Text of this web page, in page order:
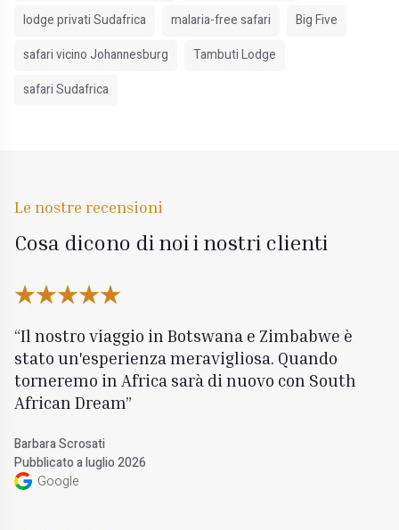
lodge privati Sudafrica
malaria-free safari
Big Five
safari vicino Johannesburg
Tambuti Lodge
safari Sudafrica
Le nostre recensioni
Cosa dicono di noi i nostri clienti
Il nostro viaggio in Botswana e Zimbabwe è
stato un'esperienza meravigliosa. Quando
torneremo in Africa sarà di nuovo con South
African Dream
Barbara Scrosati
Pubblicato a luglio 2026
Google